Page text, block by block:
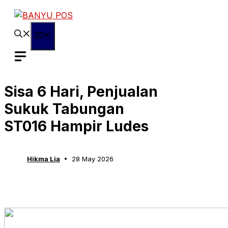
Skip
content
Sisa 6 Hari, Penjualan
Sukuk Tabungan
ST016 Hampir Ludes
Hikma Lia 28 May 2026